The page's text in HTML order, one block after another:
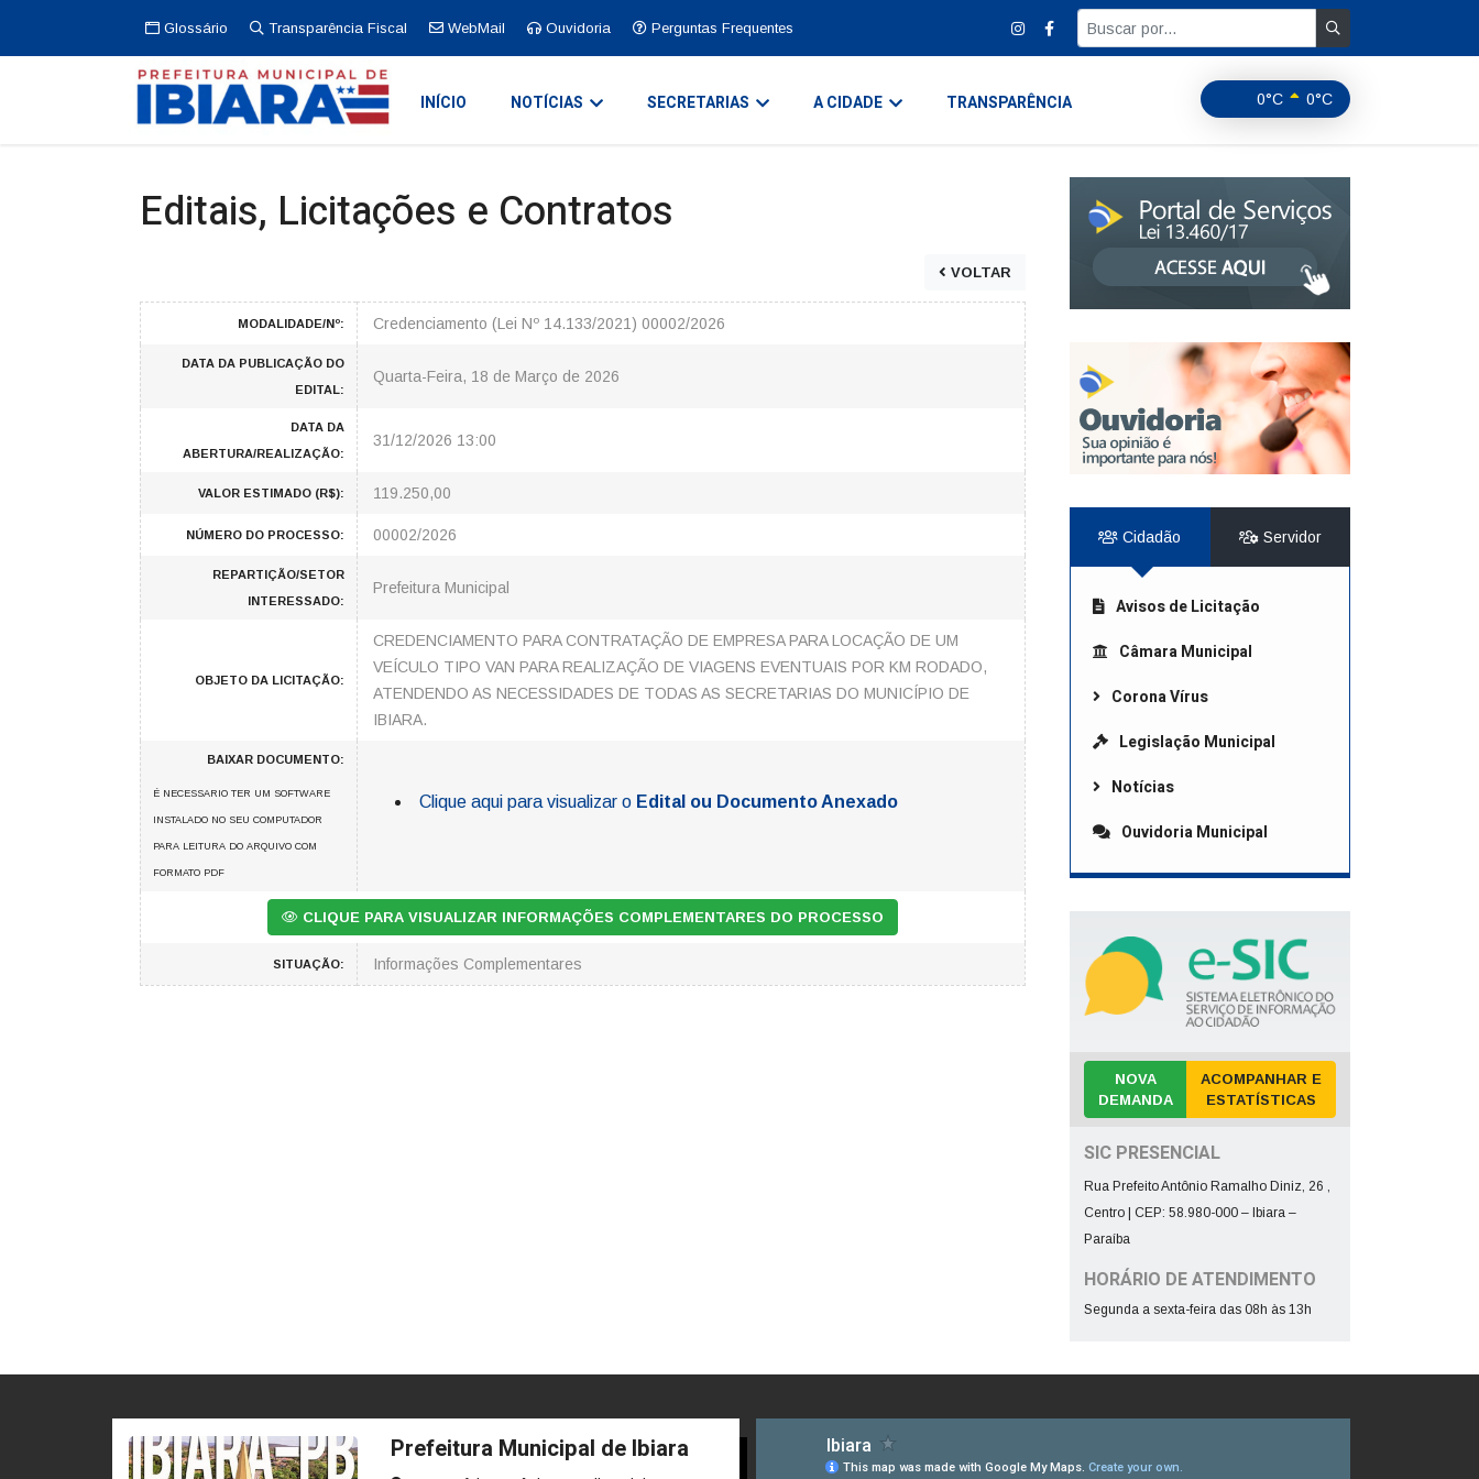
Glossário Transparência Fiscal WebMail Ouvidoria Perguntas Frequentes
0°C 0°C
INÍCIO NOTÍCIAS SECRETARIAS A CIDADE TRANSPARÊNCIA
Editais, Licitações e Contratos
VOLTAR
MODALIDADE/Nº: Credenciamento (Lei Nº 14.133/2021) 00002/2026
DATA DA PUBLICAÇÃO DO
EDITAL:
Quarta-Feira, 18 de Março de 2026
DATA DA
ABERTURA/REALIZAÇÃO:
31/12/2026 13:00
VALOR ESTIMADO (R$): 119.250,00
NÚMERO DO PROCESSO: 00002/2026
REPARTIÇÃO/SETOR
INTERESSADO:
Prefeitura Municipal
OBJETO DA LICITAÇÃO:
CREDENCIAMENTO PARA CONTRATAÇÃO DE EMPRESA PARA LOCAÇÃO DE UM
VEÍCULO TIPO VAN PARA REALIZAÇÃO DE VIAGENS EVENTUAIS POR KM RODADO,
ATENDENDO AS NECESSIDADES DE TODAS AS SECRETARIAS DO MUNICÍPIO DE
IBIARA.
BAIXAR DOCUMENTO:
É NECESSARIO TER UM SOFTWARE
INSTALADO NO SEU COMPUTADOR
PARA LEITURA DO ARQUIVO COM
FORMATO PDF
Clique aqui para visualizar o Edital ou Documento Anexado
CLIQUE PARA VISUALIZAR INFORMAÇÕES COMPLEMENTARES DO PROCESSO
SITUAÇÃO: Informações Complementares
Cidadão Servidor
Avisos de Licitação
Câmara Municipal
Corona Vírus
Legislação Municipal
Notícias
Ouvidoria Municipal
NOVA
DEMANDA
ACOMPANHAR E
ESTATÍSTICAS
SIC PRESENCIAL
Rua Prefeito Antônio Ramalho Diniz, 26 ,
Centro | CEP: 58.980-000 – Ibiara –
Paraíba
HORÁRIO DE ATENDIMENTO
Segunda a sexta-feira das 08h às 13h
Prefeitura Municipal de Ibiara